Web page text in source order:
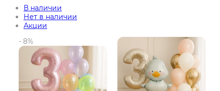
В наличии
Нет в наличии
Акции
- 8%